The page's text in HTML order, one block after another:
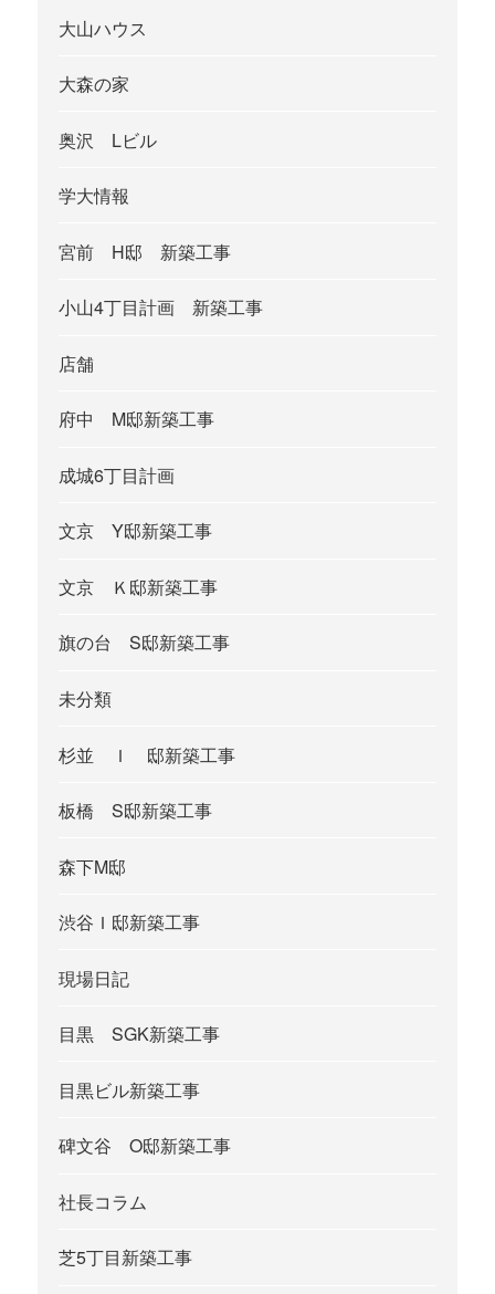
大山ハウス
大森の家
奥沢 Lビル
学大情報
宮前 H邸 新築工事
小山4丁目計画 新築工事
店舗
府中 M邸新築工事
成城6丁目計画
文京 Y邸新築工事
文京 Ｋ邸新築工事
旗の台 S邸新築工事
未分類
杉並 Ｉ 邸新築工事
板橋 S邸新築工事
森下M邸
渋谷Ｉ邸新築工事
現場日記
目黒 SGK新築工事
目黒ビル新築工事
碑文谷 O邸新築工事
社長コラム
芝5丁目新築工事